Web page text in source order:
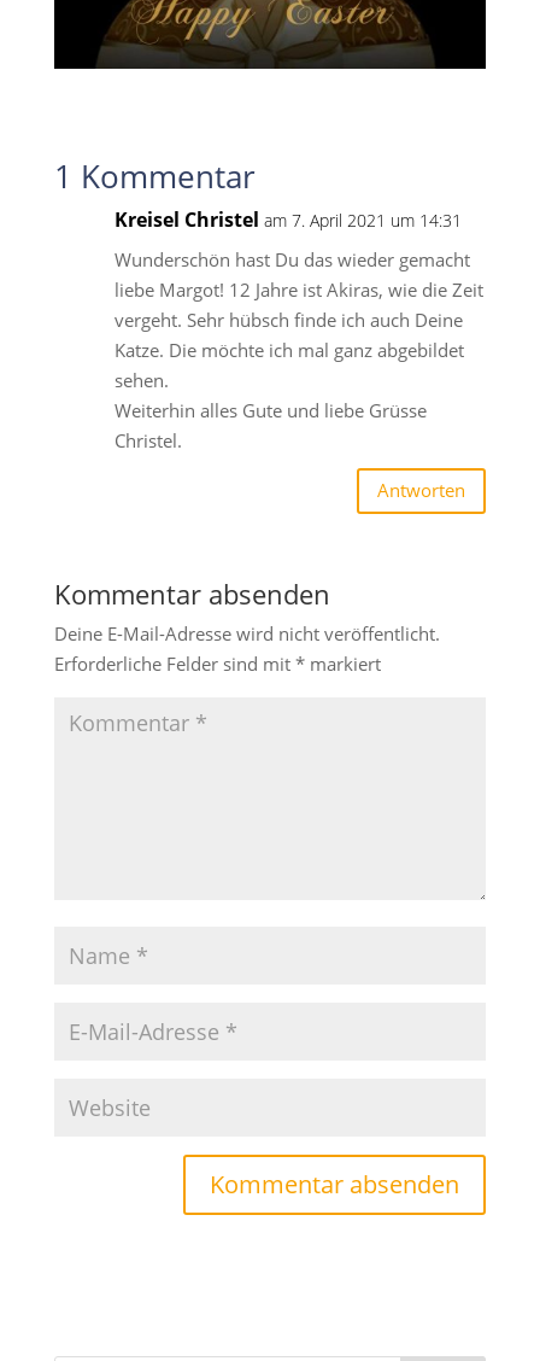
1 Kommentar
Kreisel Christel am 7. April 2021 um 14:31
Wunderschön hast Du das wieder gemacht
liebe Margot! 12 Jahre ist Akiras, wie die Zeit
vergeht. Sehr hübsch finde ich auch Deine
Katze. Die möchte ich mal ganz abgebildet
sehen.
Weiterhin alles Gute und liebe Grüsse
Christel.
Antworten
Kommentar absenden
Deine E-Mail-Adresse wird nicht veröffentlicht.
Erforderliche Felder sind mit *markiert